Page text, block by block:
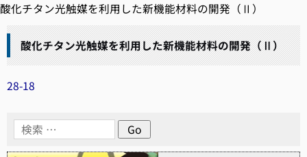
酸化チタン光触媒を利用した新機能材料の開発（Ⅱ）
酸化チタン光触媒を利用した新機能材料の開発（Ⅱ）
28-18